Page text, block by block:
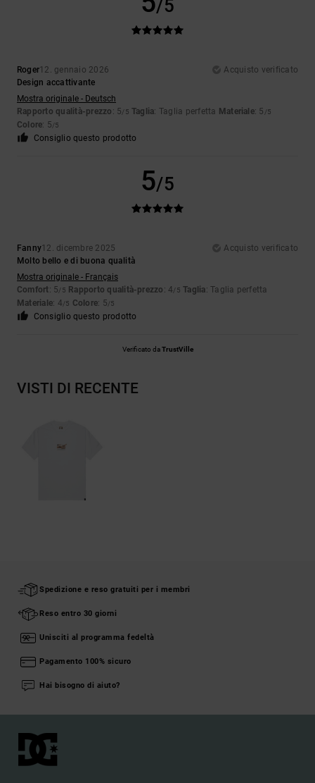
/5
Roger12. gennaio 2026
Acquisto verificato
Design accattivante
Mostra originale - Deutsch
Rapporto qualità-prezzo : 5/5 Taglia: Taglia perfetta Materiale: 5 /5
Colore: 5/5
Consiglio questo prodotto
5/5
Fanny12. dicembre 2025
Acquisto verificato
Molto bello e di buona qualità
Mostra originale - Français
Comfort: 5/5 Rapporto qualità-prezzo : 4/5 Taglia: Taglia perfetta
Materiale: 4/5 Colore: 5/5
Consiglio questo prodotto
Verificato daTrustVille
VISTI DI RECENTE
Spedizione e reso gratuiti per i membri
Reso entro 30 giorni
Unisciti al programma fedeltà
Pagamento 100% sicuro
Hai bisogno di aiuto?